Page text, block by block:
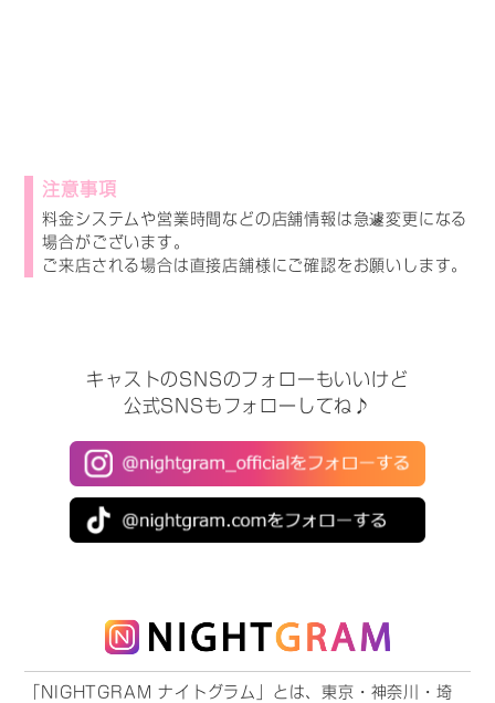
注意事項
料金システムや営業時間などの店舗情報は急遽変更になる
場合がございます。
ご来店される場合は直接店舗様にご確認をお願いします。
キャストのSNSのフォローもいいけど
公式SNSもフォローしてね♪
「NIGHTGRAM ナイトグラム」とは、東京・神奈川・埼